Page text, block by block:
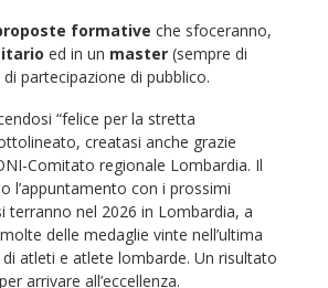
formative che sfoceranno,
ed in un master (sempre di
partecipazione di pubblico.
“felice per la stretta
creatasi anche grazie
Comitato regionale Lombardia. Il
l’appuntamento con i prossimi
terranno nel 2026 in Lombardia, a
delle medaglie vinte nell’ultima
atleti e atlete lombarde. Un risultato
arrivare all’eccellenza.